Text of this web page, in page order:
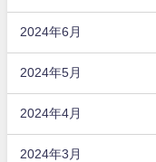
2024年6月
2024年5月
2024年4月
2024年3月